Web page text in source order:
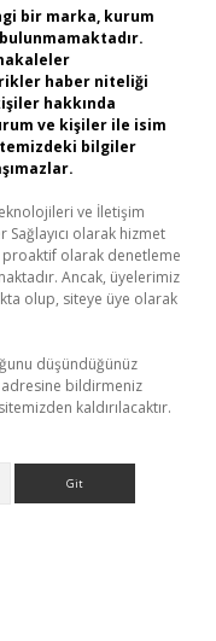
bir marka, kurum
haber niteliği
hakkında
ve kişiler ile isim
bilgiler
ve İletişim
Sağlayıcı olarak hizmet
olarak denetleme
Ancak, üyelerimiz
olup, siteye üye olarak
düşündüğünüz
adresine bildirmeniz
kaldırılacaktır.